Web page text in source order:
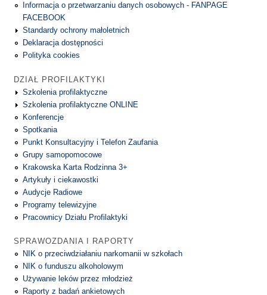
Informacja o przetwarzaniu danych osobowych - FANPAGE
FACEBOOK
Standardy ochrony małoletnich
Deklaracja dostępności
Polityka cookies
DZIAŁ PROFILAKTYKI
Szkolenia profilaktyczne
Szkolenia profilaktyczne ONLINE
Konferencje
Spotkania
Punkt Konsultacyjny i Telefon Zaufania
Grupy samopomocowe
Krakowska Karta Rodzinna 3+
Artykuły i ciekawostki
Audycje Radiowe
Programy telewizyjne
Pracownicy Działu Profilaktyki
SPRAWOZDANIA I RAPORTY
NIK o przeciwdziałaniu narkomanii w szkołach
NIK o funduszu alkoholowym
Używanie leków przez młodzież
Raporty z badań ankietowych